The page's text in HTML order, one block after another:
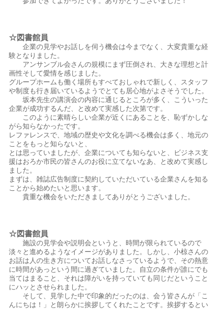
☆図書館員
企業の見学やお話しを伺う機会は今までなく、大変貴重な経
験となりました。
アンサンブル会さんの規模にまず圧倒され、大きな理想と計
画性そして愛情を感じました。
グループホームも働く場所もすべておしゃれで新しく、スタッフ
や制度も行き届いているようでとても居心地がよさそうでした。
坂本先生の講演会の内容に通じるところが多く、こういった
企業が成功するんだ、と改めて実感した次第です。
このように素晴らしい企業が近くにあることを、恥ずかしな
がら知らなかったです。
レファレンスで、地域の歴史や文化を調べる機会は多く、地元の
ことをもっと知らないと、
とは思っていましたが、企業についても知らないと、ビジネス支
援はおろか市民の皆さんのお役に立てないなあ、と改めて実感し
ました。
まずは、雑誌広告制度に契約していただいている企業さんを知る
ことから始めたいと思います。
貴重な機会をいただきましてありがとうございました。
☆図書館員
施設の見学会や説明会というと、時間が限られているので
淡々と進めるようなイメージがありました。しかし、小椋さんの
お話は人の生き方についてお話しなさっているようで、その熱意
に時間があっという間に過ぎていました。自立の条件が誰にでも
当てはまること、それは障がいを持っていても同じだということ
にハッとさせられました。
そして、見学した中で印象的だったのは、会う皆さんが「こ
んにちは！」と朗らかに挨拶してくれたことです。挨拶するとい